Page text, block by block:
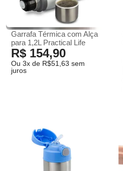
Garrafa Térmica com Alça
para 1,2L Practical Life
R$ 154,90
Ou 3x de R$51,63 sem
juros